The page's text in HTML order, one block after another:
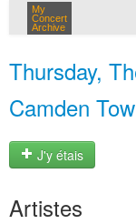
My
Concert
Archive
Thursday,
Camden
J'y étais
Artistes